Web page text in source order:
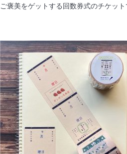
ご褒美をゲットする回数券式のチケッ